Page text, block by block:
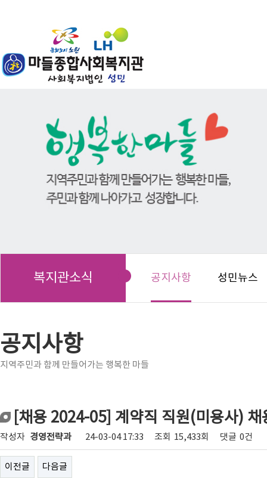
복지관소식 공지사항 성민뉴스
공지사항
지역주민과 함께 만들어가는 행복한 마들
[채용 2024-05] 계약직 직원(미용사) 채
작성자 경영전략과 24-03-04 17:33 조회 15,433회 댓글 0건
이전글 다음글